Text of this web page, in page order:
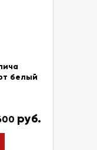
белый
руб.